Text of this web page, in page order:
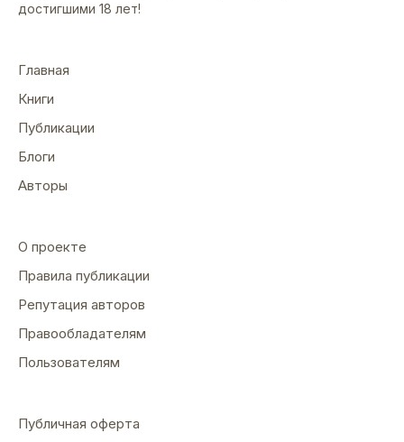
достигшими 18 лет!
Главная
Книги
Публикации
Блоги
Авторы
О проекте
Правила публикации
Репутация авторов
Правообладателям
Пользователям
Публичная оферта